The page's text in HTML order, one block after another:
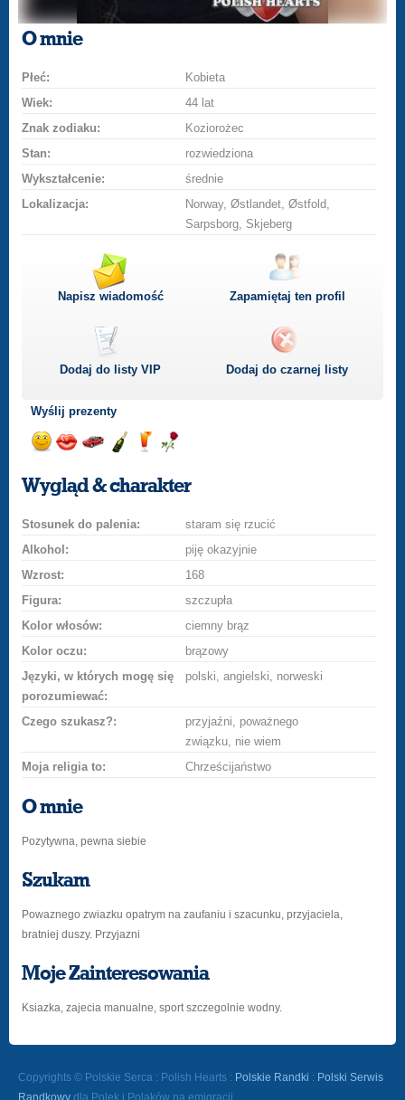
O mnie
Płeć:
Kobieta
Wiek:
44 lat
Znak zodiaku:
Koziorożec
Stan:
rozwiedziona
Wykształcenie:
średnie
Lokalizacja:
Norway, Østlandet, Østfold,
Sarpsborg, Skjeberg
Napisz wiadomość Zapamiętaj ten profil
Dodaj do listyVIP Dodaj do czarnej listy
Wyślij prezenty
uśmiech
buziakasamochodem
szampana
drinka
różę
Wygląd & charakter
Stosunek do palenia:
staram się rzucić
Alkohol:
piję okazyjnie
Wzrost:
168
Figura:
szczupła
Kolor włosów:
ciemny brąz
Kolor oczu:
brązowy
Języki, w których mogę się
porozumiewać:
polski, angielski, norweski
Czego szukasz?:
przyjaźni, poważnego
związku, nie wiem
Moja religia to:
Chrześcijaństwo
O mnie
Pozytywna, pewna siebie
Szukam
Powaznego zwiazku opatrym na zaufaniu i szacunku, przyjaciela,
bratniej duszy. Przyjazni
Moje Zainteresowania
Ksiazka, zajecia manualne, sport szczegolnie wodny.
Copyrights © Polskie Serca : Polish Hearts : Polskie Randki : Polski Serwis
Randkowy dla Polek i Polaków na emigracji.